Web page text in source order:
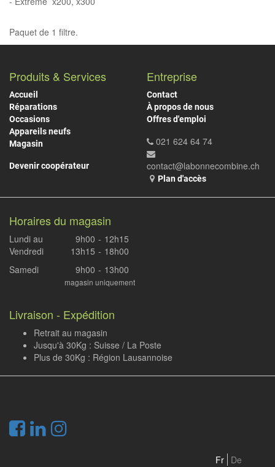
Paquet de 1 filtre.
Produits & Services
Accueil
Réparations
Occasions
Appareils neufs
Magasin
Devenir coopérateur
Entreprise
Contact
À propos de nous
Offres d'emploi
021 624 64 74
contact@labonnecombine.ch
Plan d'accès
Horaires du magasin
Lundi au
Vendredi
9h00
13h15
-
-
12h15
18h00
Samedi
9h00 - 13h00
magasin uniquement
Livraison - Expédition
Retrait au magasin
Jusqu'à 30Kg : Suisse / La Poste
Plus de 30Kg : Région Lausannoise
Fr De